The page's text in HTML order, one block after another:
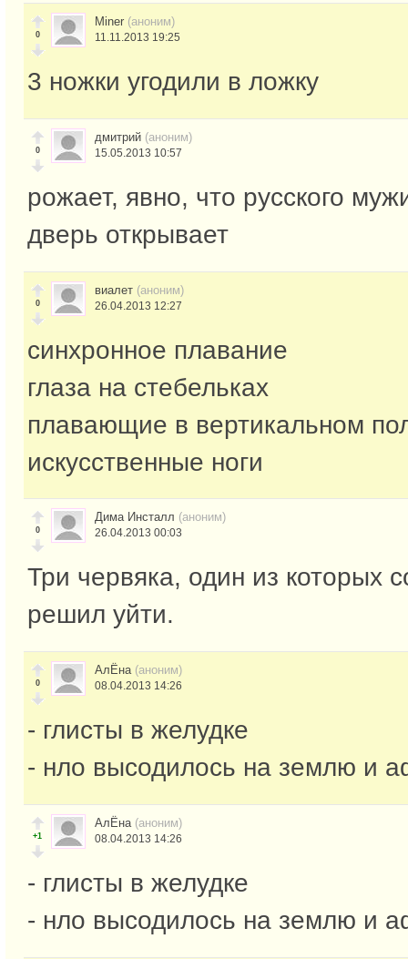
0
Miner (аноним)
11.11.2013 19:25
3 ножки угодили в ложку
0
дмитрий (аноним)
15.05.2013 10:57
рожает, явно, что русского
дверь открывает
0
виалет (аноним)
26.04.2013 12:27
синхронное плавание
глаза на стебельках
плавающие в вертикальном
искусственные ноги
0
Дима Инсталл (аноним)
26.04.2013 00:03
Три червяка, один из которых
решил уйти.
0
АлЁна (аноним)
08.04.2013 14:26
- глисты в желудке
- нло высодилось на землю и
+1
АлЁна (аноним)
08.04.2013 14:26
- глисты в желудке
- нло высодилось на землю и